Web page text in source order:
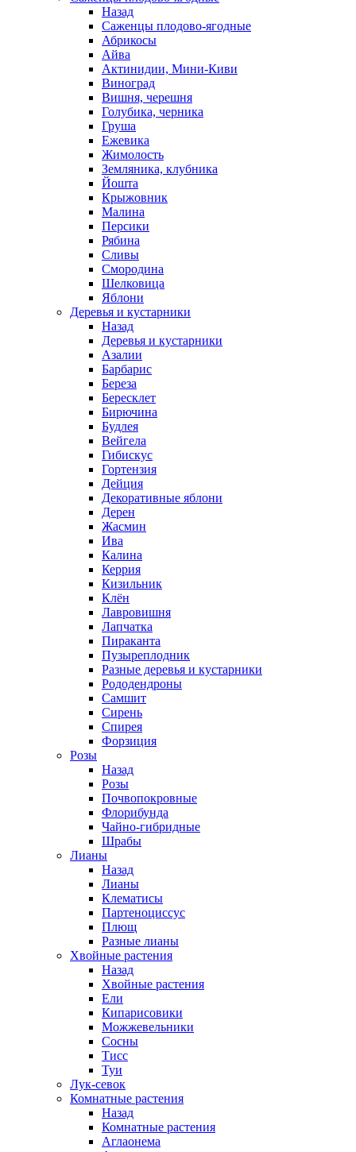
Назад
Саженцы плодово-ягодные
Абрикосы
Айва
Актинидии, Мини-Киви
Виноград
Вишня, черешня
Голубика, черника
Груша
Ежевика
Жимолость
Земляника, клубника
Йошта
Крыжовник
Малина
Персики
Рябина
Сливы
Смородина
Шелковица
Яблони
Деревья и кустарники
Назад
Деревья и кустарники
Азалии
Барбарис
Береза
Бересклет
Бирючина
Будлея
Вейгела
Гибискус
Гортензия
Дейция
Декоративные яблони
Дерен
Жасмин
Ива
Калина
Керрия
Кизильник
Клён
Лавровишня
Лапчатка
Пираканта
Пузыреплодник
Разные деревья и кустарники
Рододендроны
Самшит
Сирень
Спирея
Форзиция
Розы
Назад
Розы
Почвопокровные
Флорибунда
Чайно-гибридные
Шрабы
Лианы
Назад
Лианы
Клематисы
Партеноциссус
Плющ
Разные лианы
Хвойные растения
Назад
Хвойные растения
Ели
Кипарисовики
Можжевельники
Сосны
Тисс
Туи
Лук-севок
Комнатные растения
Назад
Комнатные растения
Аглаонема